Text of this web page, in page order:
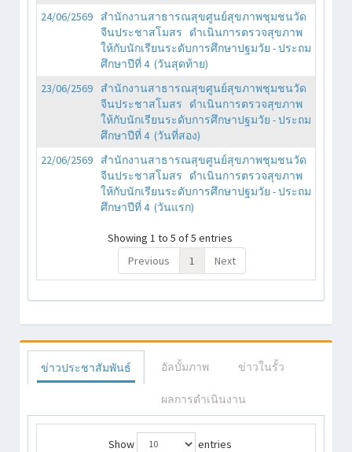
24/06/2569
สำนักงานสาธารณสุขศูนย์สุขภาพชุมชนวัด
จีนประชาสโมสร ดำเนินการตรวจสุขภาพ
ให้กับนักเรียนระดับการศึกษาปฐมวัย - ประถม
ศึกษาปีที่ 4 (วันสุดท้าย)
23/06/2569
สำนักงานสาธารณสุขศูนย์สุขภาพชุมชนวัด
จีนประชาสโมสร ดำเนินการตรวจสุขภาพ
ให้กับนักเรียนระดับการศึกษาปฐมวัย - ประถม
ศึกษาปีที่ 4 (วันที่สอง)
22/06/2569
สำนักงานสาธารณสุขศูนย์สุขภาพชุมชนวัด
จีนประชาสโมสร ดำเนินการตรวจสุขภาพ
ให้กับนักเรียนระดับการศึกษาปฐมวัย - ประถม
ศึกษาปีที่ 4 (วันแรก)
Showing 1 to 5 of 5 entries
Previous
1 Next
ข่าวประชาสัมพันธ์ อัลบั้มภาพ ข่าวในรั้ว
ผลการดำเนินงาน
Show
entries